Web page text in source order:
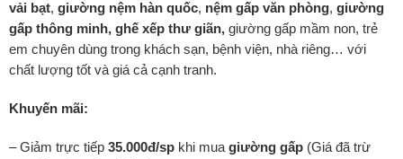
vải bạt, giường nệm hàn quốc, nệm gấp văn phòng, giường
gấp thông minh, ghế xếp thư giãn, giường gấp mầm non, trẻ
em chuyên dùng trong khách sạn, bệnh viện, nhà riêng… với
chất lượng tốt và giá cả cạnh tranh.
Khuyến mãi:
– Giảm trực tiếp 35.000đ/sp khi mua giường gấp (Giá đã trừ